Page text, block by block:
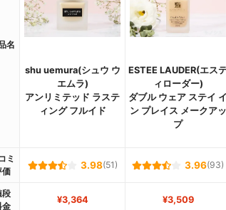
名
shu uemura(シュウ ウ
エムラ)
アンリミテッド ラステ
ィング フルイド
ESTEE LAUDER(エス
ィローダー)
ダブル ウェア ステイ イ
ン プレイス メークアッ
プ
ミ
価
3.98(51) 3.96(93)
段
金
¥3,364 ¥3,509